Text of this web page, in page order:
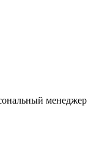
менеджер